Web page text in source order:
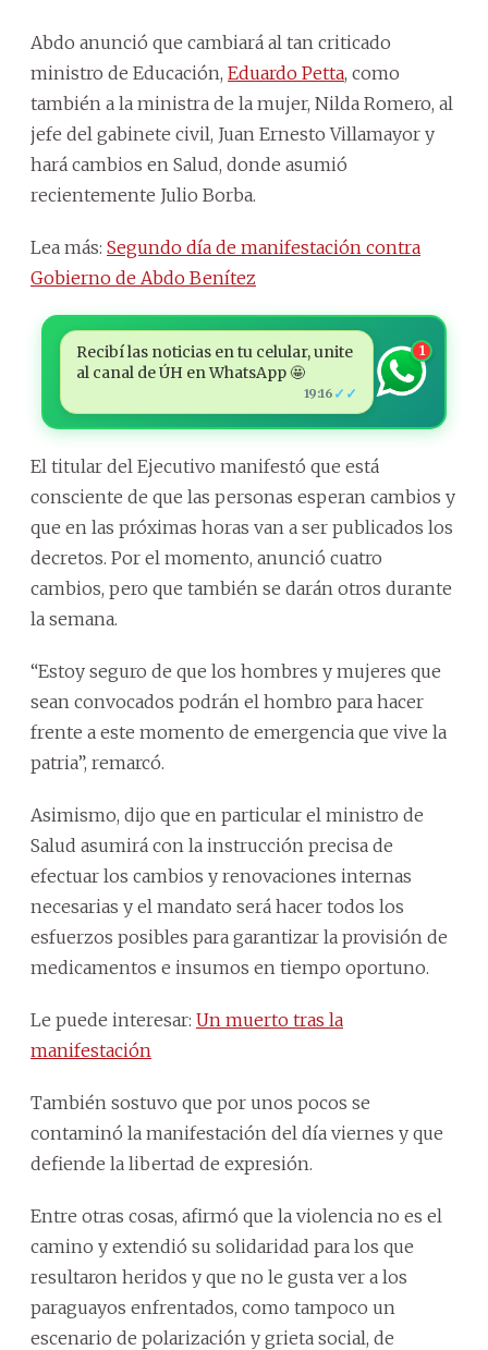
Abdo anunció que cambiará al tan criticado
ministro de Educación, Eduardo Petta, como
también a la ministra de la mujer, Nilda Romero, al
jefe del gabinete civil, Juan Ernesto Villamayor y
hará cambios en Salud, donde asumió
recientemente Julio Borba.
Lea más: Segundo día de manifestación contra
Gobierno de Abdo Benítez
Recibí las noticias en tu celular, unite
al canal de ÚH en WhatsApp 🤩
19:16 ✓✓
1
El titular del Ejecutivo manifestó que está
consciente de que las personas esperan cambios y
que en las próximas horas van a ser publicados los
decretos. Por el momento, anunció cuatro
cambios, pero que también se darán otros durante
la semana.
“Estoy seguro de que los hombres y mujeres que
sean convocados podrán el hombro para hacer
frente a este momento de emergencia que vive la
patria”, remarcó.
Asimismo, dijo que en particular el ministro de
Salud asumirá con la instrucción precisa de
efectuar los cambios y renovaciones internas
necesarias y el mandato será hacer todos los
esfuerzos posibles para garantizar la provisión de
medicamentos e insumos en tiempo oportuno.
Le puede interesar: Un muerto tras la
manifestación
También sostuvo que por unos pocos se
contaminó la manifestación del día viernes y que
defiende la libertad de expresión.
Entre otras cosas, afirmó que la violencia no es el
camino y extendió su solidaridad para los que
resultaron heridos y que no le gusta ver a los
paraguayos enfrentados, como tampoco un
escenario de polarización y grieta social, de